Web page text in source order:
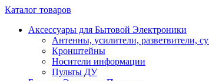
Каталог товаров
Аксессуары для Бытовой Электроники
Антенны, усилители, разветвители,
Кронштейны
Носители информации
Пульты ДУ